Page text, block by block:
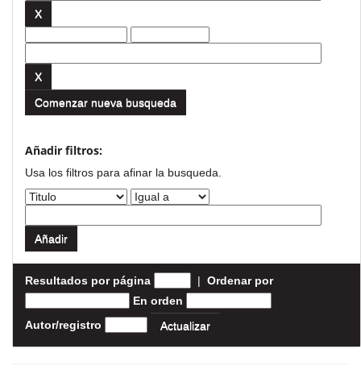
Comenzar nueva busqueda
Añadir filtros:
Usa los filtros para afinar la busqueda.
Resultados por página | Ordenar por
En orden
Autor/registro